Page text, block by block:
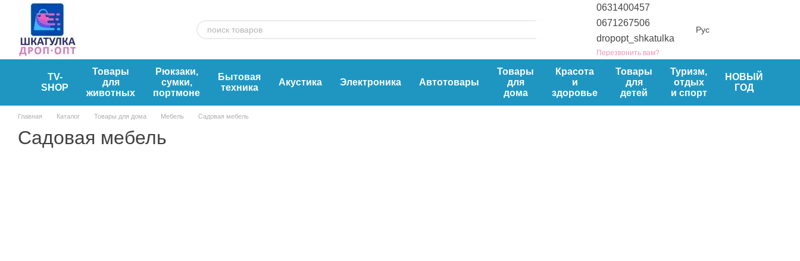
Перейти к основному контенту
0631400457
0671267506
dropopt_shkatulka
Перезвонить вам?
Рус
TV-
SHOP
Товары
для
животных
Рюкзаки,
сумки,
портмоне
Бытовая
техника
Акустика Электроника Автотовары
Товары
для
дома
Красота
и
здоровье
Товары
для
детей
Туризм,
отдых
и спорт
НОВЫЙ
ГОД
Главная Каталог Товары для дома Мебель Садовая мебель
Садовая мебель